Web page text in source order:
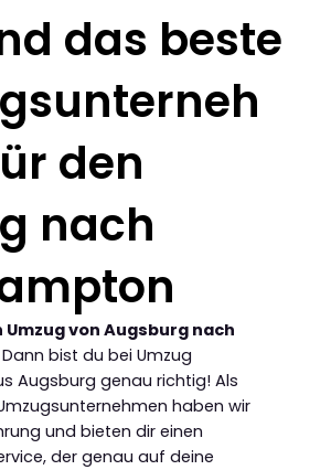
das beste
den
nach
Umzug von Augsburg nach
Dann bist du bei Umzug
Augsburg genau richtig! Als
haben wir
und bieten dir einen
der genau auf deine